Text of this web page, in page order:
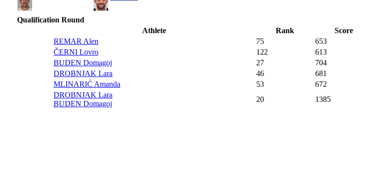
Qualification Round
Athlete Rank
Score
REMAR Alen 75
653
ČERNI Lovro 122
613
BUDEN Domagoj 27
704
DROBNJAK Lara 46
681
MLINARIĆ Amanda 53
672
DROBNJAK Lara
BUDEN Domagoj
20 1385